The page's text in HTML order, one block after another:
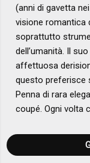
(anni di gavetta
visione romantica
soprattutto
dell’umanità. Il
affettuosa
questo preferisce
Penna di rara
coupé. Ogni volta